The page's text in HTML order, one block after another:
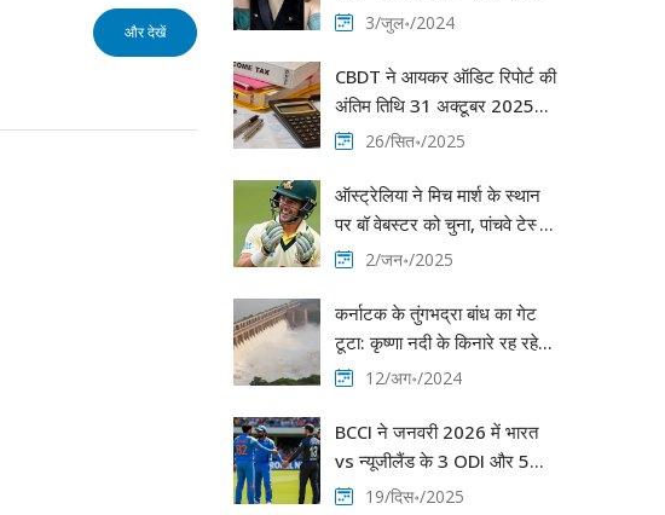
और देखें
ड्रेक3/जुल॰/2024
CBDT ने आयकर ऑडिट रिपोर्ट की
अंतिम तिथि 31 अक्टूबर 2025
तक बढ़ा दी26/सित॰/2025
ऑस्ट्रेलिया ने मिच मार्श के स्थान
पर बॉ वेबस्टर को चुना, पांचवे टेस्ट
में भारतीय टीम के खिलाफ बदलाव
2/जन॰/2025
कर्नाटक के तुंगभद्रा बांध का गेट
टूटा: कृष्णा नदी के किनारे रह रहे
लोगों के लिए अलर्ट जारी
12/अग॰/2024
BCCI ने जनवरी 2026 में भारत
vs न्यूजीलैंड के 3 ODI और 5
T20I मैचों का शेड्यूल जारी किया
19/दिस॰/2025